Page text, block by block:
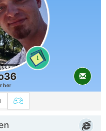
1
her